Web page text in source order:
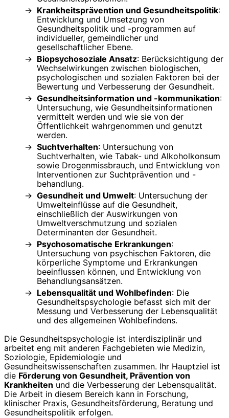
Krankheitsprävention und Gesundheitspolitik:
Entwicklung und Umsetzung von
Gesundheitspolitik und -programmen auf
individueller, gemeindlicher und
gesellschaftlicher Ebene.
Biopsychosoziale Ansatz: Berücksichtigung der
Wechselwirkungen zwischen biologischen,
psychologischen und sozialen Faktoren bei der
Bewertung und Verbesserung der Gesundheit.
Gesundheitsinformation und -kommunikation:
Untersuchung, wie Gesundheitsinformationen
vermittelt werden und wie sie von der
Öffentlichkeit wahrgenommen und genutzt
werden.
Suchtverhalten: Untersuchung von
Suchtverhalten, wie Tabak- und Alkoholkonsum
sowie Drogenmissbrauch, und Entwicklung von
Interventionen zur Suchtprävention und -
behandlung.
Gesundheit und Umwelt: Untersuchung der
Umwelteinflüsse auf die Gesundheit,
einschließlich der Auswirkungen von
Umweltverschmutzung und sozialen
Determinanten der Gesundheit.
Psychosomatische Erkrankungen:
Untersuchung von psychischen Faktoren, die
körperliche Symptome und Erkrankungen
beeinflussen können, und Entwicklung von
Behandlungsansätzen.
Lebensqualität und Wohlbefinden: Die
Gesundheitspsychologie befasst sich mit der
Messung und Verbesserung der Lebensqualität
und des allgemeinen Wohlbefindens.
Die Gesundheitspsychologie ist interdisziplinär und
arbeitet eng mit anderen Fachgebieten wie Medizin,
Soziologie, Epidemiologie und
Gesundheitswissenschaften zusammen. Ihr Hauptziel ist
die Förderung von Gesundheit, Prävention von
Krankheiten und die Verbesserung der Lebensqualität.
Die Arbeit in diesem Bereich kann in Forschung,
klinischer Praxis, Gesundheitsförderung, Beratung und
Gesundheitspolitik erfolgen.